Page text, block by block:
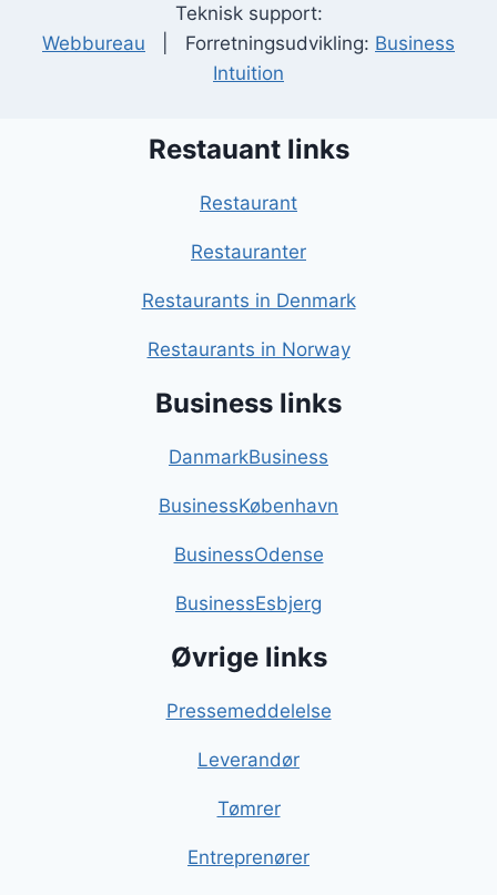
Teknisk support:
Webbureau | Forretningsudvikling: Business
Intuition
Restauant links
Restaurant
Restauranter
Restaurants in Denmark
Restaurants in Norway
Business links
DanmarkBusiness
BusinessKøbenhavn
BusinessOdense
BusinessEsbjerg
Øvrige links
Pressemeddelelse
Leverandør
Tømrer
Entreprenører